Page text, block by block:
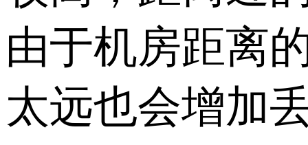
由于机房距离
太远也会增加